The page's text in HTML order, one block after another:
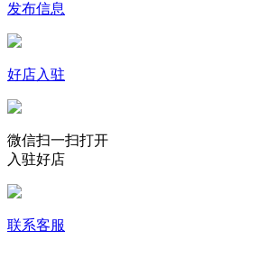
发布信息
好店入驻
微信扫一扫打开
入驻好店
联系客服